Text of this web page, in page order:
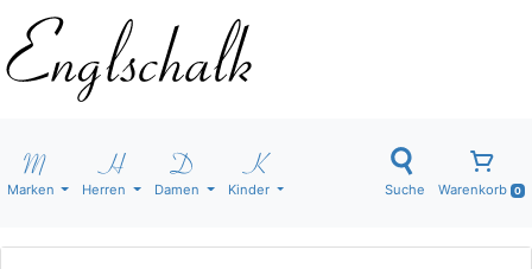
Marken Herren Damen Kinder Suche Warenkorb 0